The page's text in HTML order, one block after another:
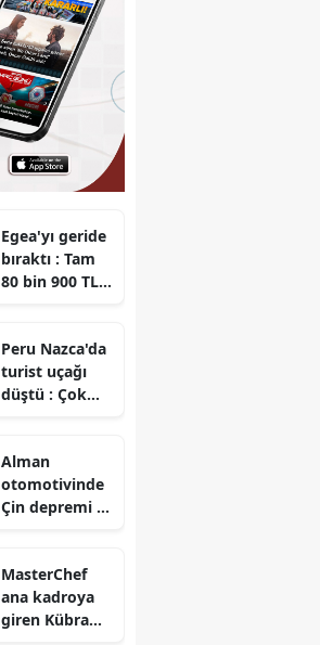
Egea'yı geride
bıraktı : Tam
80 bin 900 TL
Peru Nazca'da
turist uçağı
düştü : Çok
kaybetti
Alman
otomotivinde
Çin depremi :
tarihi küçülme
ve işten
çıkarma
MasterChef
ana kadroya
giren Kübra